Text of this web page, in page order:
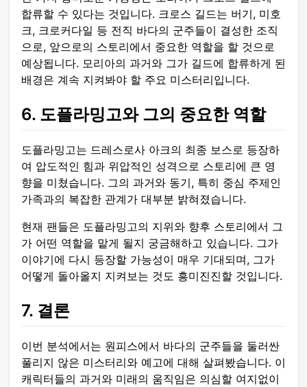
합류할 수 있다는 것입니다. 크로스 길드는 버기, 미호
크, 크로커다일 등 전직 바다의 군주들이 결성한 조직
으로, 앞으로의 스토리에서 중요한 역할을 할 것으로
예상됩니다. 모리아의 과거와 그가 길드에 합류하게 된
배경은 계속 지켜봐야 할 주요 미스터리입니다.
6. 도플라밍고와 그의 중요한 역할
도플라밍고는 드레스로사 아크의 최종 보스로 등장하
여 압도적인 힘과 위압적인 성격으로 스토리에 큰 영
향을 미쳤습니다. 그의 과거와 동기, 특히 중심 주제인
가족과의 복잡한 관계가 대부분 밝혀졌습니다.
현재 팬들은 도플라밍고의 지위와 향후 스토리에서 그
가 어떤 역할을 맡게 될지 궁금해하고 있습니다. 그가
이야기에 다시 등장할 가능성이 매우 기대되며, 그가
어떻게 돌아올지 지켜보는 것도 흥미진진할 것입니다.
7. 결론
이번 분석에서는 원피스에서 바다의 군주들을 둘러싼
풀리지 않은 미스터리와 예고에 대해 살펴봤습니다. 이
캐릭터들의 과거와 미래의 움직임은 의심할 여지없이